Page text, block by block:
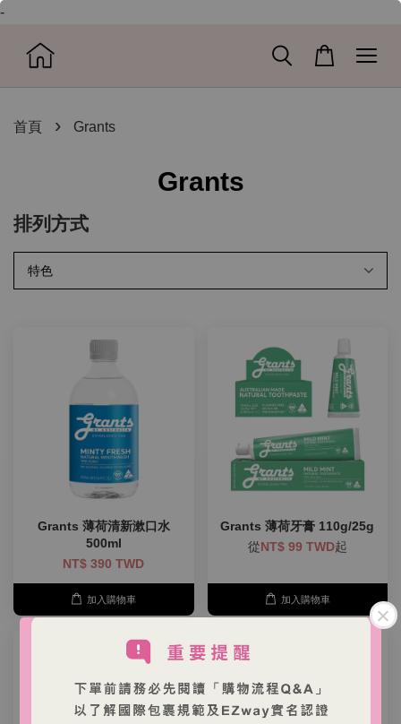
-
首頁 › Grants
Grants
排列方式
Grants 薄荷清新漱口水
500ml
NT$ 390 TWD
加入購物車
Grants 薄荷牙膏 110g/25g
從NT$ 99 TWD起
加入購物車